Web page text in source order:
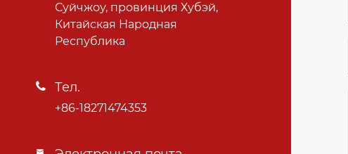
Суйчжоу, провинция Хубэй,
Китайская Народная
Республика
 Тел.
+86-18271474353